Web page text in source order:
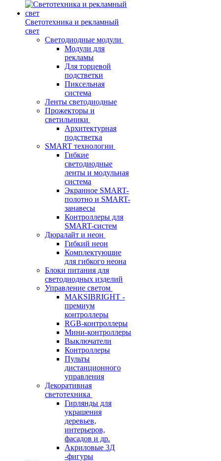
Светотехника и рекламный
свет
Светодиодные модули
Модули для
рекламы
Для торцевой
подстветки
Пиксельная
система
Ленты светодиодные
Прожекторы и
светильники
Архитектурная
подстветка
SMART технологии
Гибкие
светодиодные
ленты и модульная
система
Экранное SMART-
полотно и SMART-
занавесы
Контроллеры для
SMART-систем
Дюралайт и неон
Гибкий неон
Комплектующие
для гибкого неона
Блоки питания для
светодиодных изделий
Управление светом
MAKSIBRIGHT -
премиум
контроллеры
RGB-контроллеры
Мини-контроллеры
Выключатели
Контроллеры
Пульты
дистанционного
управления
Декоративная
светотехника
Гирлянды для
украшения
деревьев,
интерьеров,
фасадов и др.
Акриловые 3Д
-фигуры